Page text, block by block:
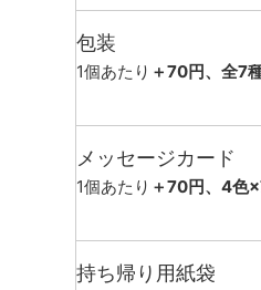
包装
1個あたり ＋70円、全7
メッセージカード
1個あたり ＋70円、4色
持ち帰り用紙袋